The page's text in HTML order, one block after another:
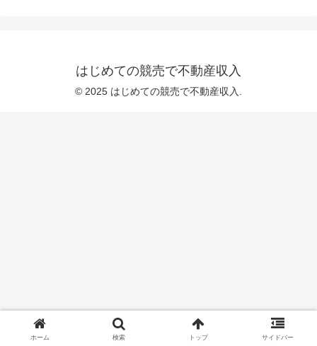
はじめての競売で不動産収入
© 2025 はじめての競売で不動産収入.
ホーム 検索 トップ サイドバー